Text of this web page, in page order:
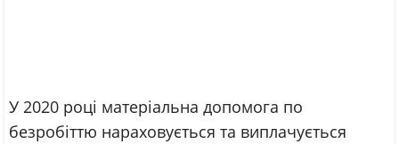
У 2020 році матеріальна допомога по
безробіттю нараховується та виплачується